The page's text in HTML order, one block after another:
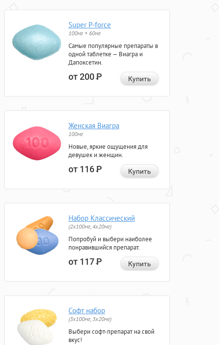
Super P-force
100мг + 60мг
Самые популярные препараты в
одной таблетке — Виагра и
Дапоксетин.
от 200Р Купить
Женская Виагра
100мг
Новые, яркие ощущения для
девушек и женщин.
от 116Р Купить
Набор Классический
(2x100мг, 4x20мг)
Попробуй и выбери наиболее
понравившийся препарат.
от 117Р Купить
Софт набор
(3x100мг, 3x20мг)
Выбери софт-препарат на свой
вкус!